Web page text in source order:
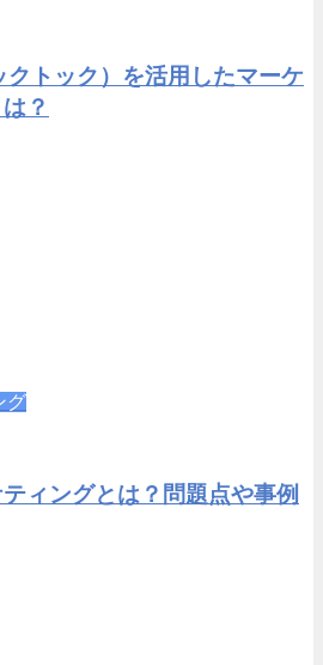
トック）を活用したマーケ
？
グ
ィングとは？問題点や事例